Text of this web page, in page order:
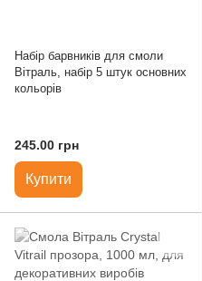
Набір барвникiв для смоли
Вітраль, набір 5 штук основних
кольорів
245.00 грн
Купити